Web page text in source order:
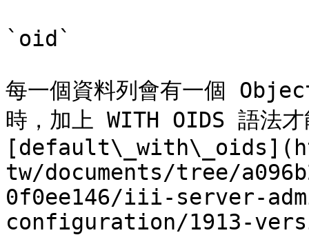
`oid`
每一個資料列會有一個
時，加上 WITH OIDS 語法才
tw/documents/tree/
0f0ee146/iii-server-
configuration/1913-